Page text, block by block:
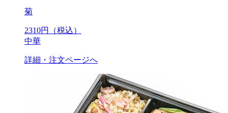
菊
2310円（税込）
中華
詳細・注文ページへ